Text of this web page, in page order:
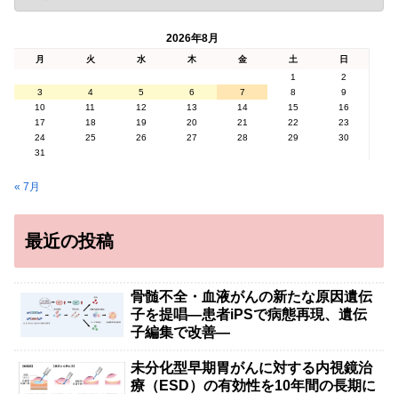
2026年8月
月 火 水 木 金 土
日
1
2
3
4 5 6 7 8
9
10
11 12 13 14 15
16
17
18 19 20 21 22
23
24
25 26 27 28 29
30
31
« 7月
最近の投稿
骨髄不全・血液がんの新たな原因遺伝
子を提唱―患者iPSで病態再現、遺伝
子編集で改善―
未分化型早期胃がんに対する内視鏡治
療（ESD）の有効性を10年間の長期に